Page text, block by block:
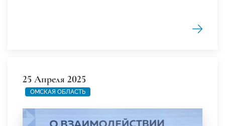
25 Апреля 2025
ОМСКАЯ ОБЛАСТЬ